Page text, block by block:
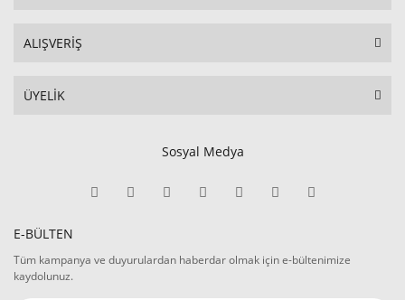
ALIŞVERİŞ
ÜYELİK
Sosyal Medya
E-BÜLTEN
Tüm kampanya ve duyurulardan haberdar olmak için e-bültenimize
kaydolunuz.